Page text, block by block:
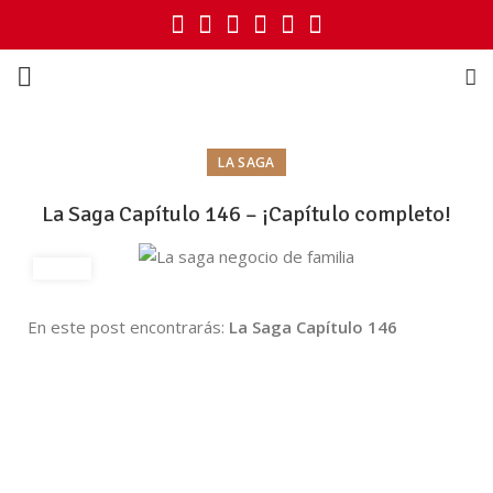
LA SAGA
La Saga Capítulo 146 – ¡Capítulo completo!
En este post encontrarás: La Saga Capítulo 146